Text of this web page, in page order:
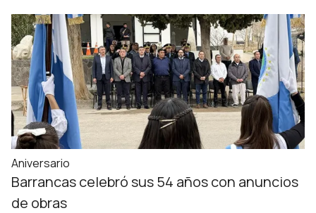
Aniversario
Barrancas celebró sus 54 años con anuncios
de obras